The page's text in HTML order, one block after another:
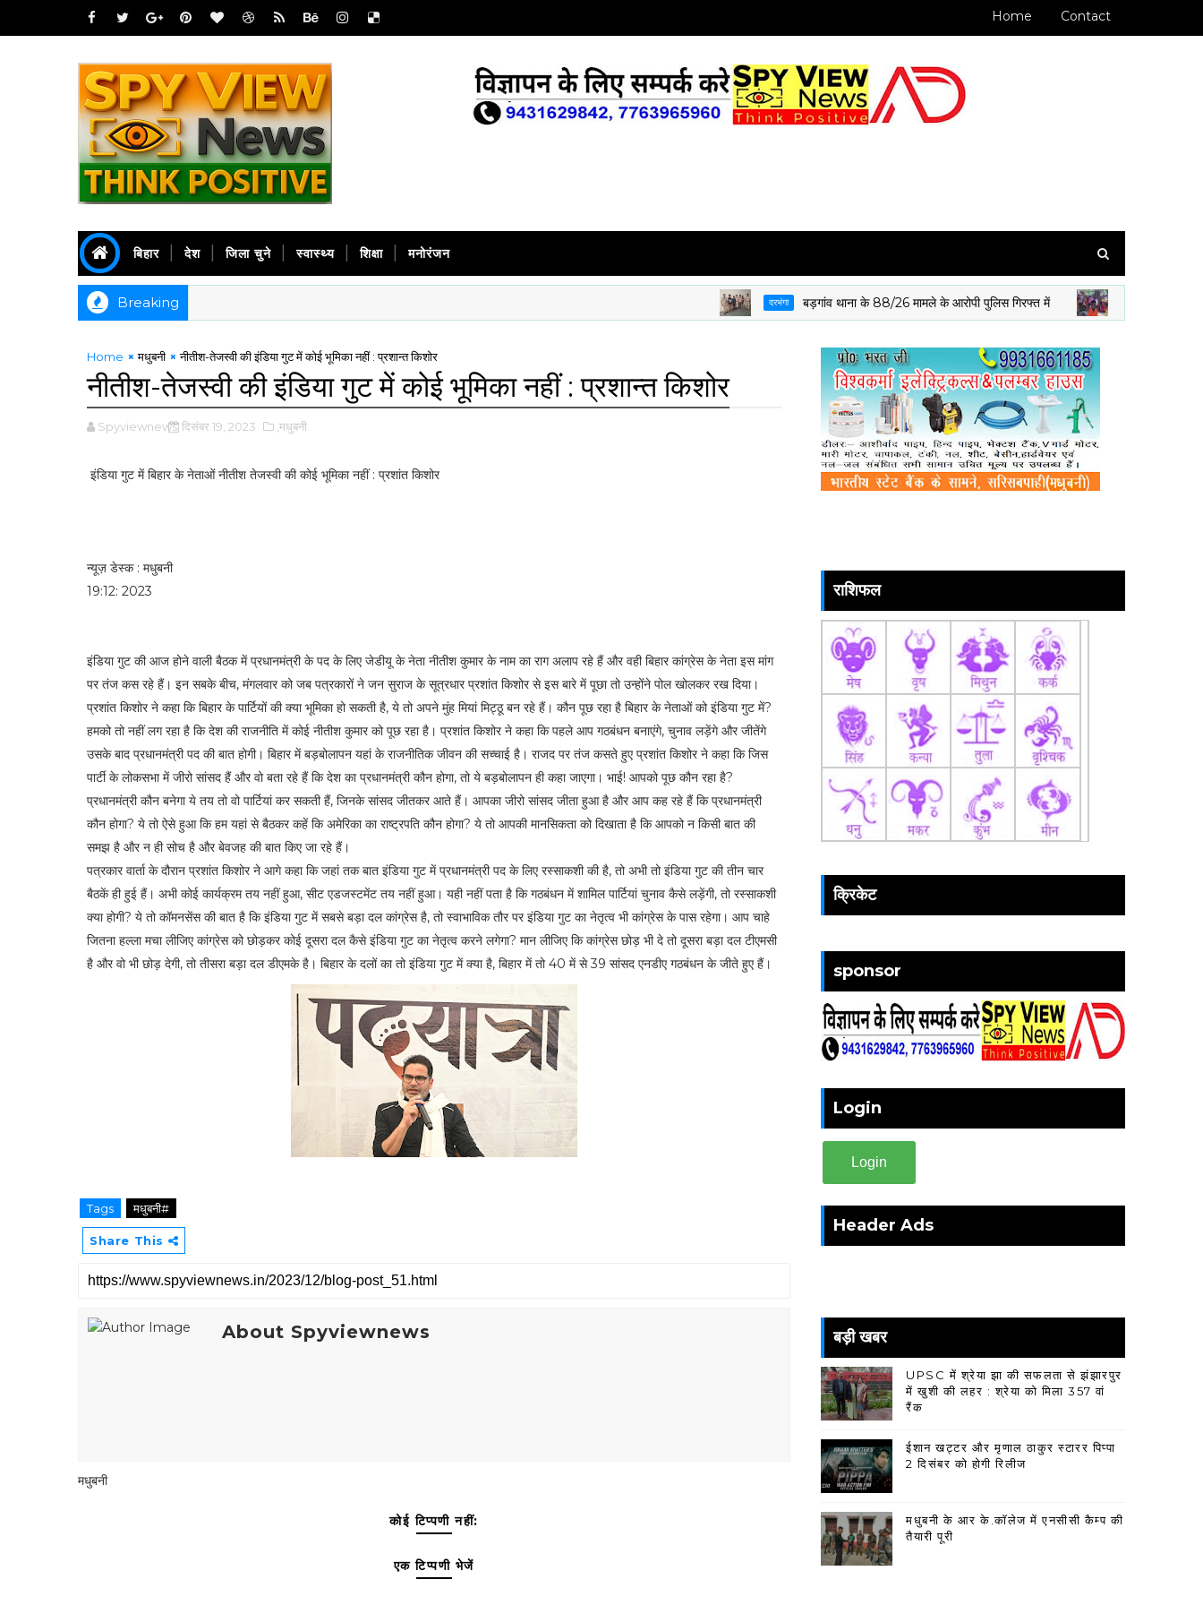
Home Contact
बिहार देश जिला चुने स्वास्थ्य शिक्षा मनोरंजन
Breaking दरभंगा बड़गांव थाना के 88/26 मामले के आरोपी पुलिस गिरफ्त में मधवापुर
Home मधुबनी नीतीश-तेजस्वी की इंडिया गुट में कोई भूमिका नहीं : प्रशान्त किशोर
नीतीश-तेजस्वी की इंडिया गुट में कोई भूमिका नहीं : प्रशान्त किशोर
Spyviewnews दिसंबर 19, 2023 ,मधुबनी
इंडिया गुट में बिहार के नेताओं नीतीश तेजस्वी की कोई भूमिका नहीं : प्रशांत किशोर
न्यूज़ डेस्क : मधुबनी
19:12: 2023
इंडिया गुट की आज होने वाली बैठक में प्रधानमंत्री के पद के लिए जेडीयू के नेता नीतीश कुमार के नाम का राग अलाप रहे हैं और वही बिहार कांग्रेस के नेता इस मांग
पर तंज कस रहे हैं। इन सबके बीच, मंगलवार को जब पत्रकारों ने जन सुराज के सूत्रधार प्रशांत किशोर से इस बारे में पूछा तो उन्होंने पोल खोलकर रख दिया।
प्रशांत किशोर ने कहा कि बिहार के पार्टियों की क्या भूमिका हो सकती है, ये तो अपने मुंह मियां मिट्ठू बन रहे हैं। कौन पूछ रहा है बिहार के नेताओं को इंडिया गुट में?
हमको तो नहीं लग रहा है कि देश की राजनीति में कोई नीतीश कुमार को पूछ रहा है। प्रशांत किशोर ने कहा कि पहले आप गठबंधन बनाएंगे, चुनाव लड़ेंगे और जीतेंगे
उसके बाद प्रधानमंत्री पद की बात होगी। बिहार में बड़बोलापन यहां के राजनीतिक जीवन की सच्चाई है। राजद पर तंज कसते हुए प्रशांत किशोर ने कहा कि जिस
पार्टी के लोकसभा में जीरो सांसद हैं और वो बता रहे हैं कि देश का प्रधानमंत्री कौन होगा, तो ये बड़बोलापन ही कहा जाएगा। भाई! आपको पूछ कौन रहा है?
प्रधानमंत्री कौन बनेगा ये तय तो वो पार्टियां कर सकती हैं, जिनके सांसद जीतकर आते हैं। आपका जीरो सांसद जीता हुआ है और आप कह रहे हैं कि प्रधानमंत्री
कौन होगा? ये तो ऐसे हुआ कि हम यहां से बैठकर कहें कि अमेरिका का राष्ट्रपति कौन होगा? ये तो आपकी मानसिकता को दिखाता है कि आपको न किसी बात की
समझ है और न ही सोच है और बेव​जह की बात किए जा रहे हैं।
पत्रकार वार्ता के दौरान प्रशांत किशोर ने आगे कहा कि जहां तक बात इंडिया गुट में प्रधानमंत्री पद के लिए रस्साकशी की है, तो अभी तो इंडिया गुट की तीन चार
बैठकें ही हुई हैं। अभी कोई कार्यक्रम तय नहीं हुआ, सीट एडजस्टमेंट तय नहीं हुआ। यही नहीं पता है कि गठबंधन में शामिल पार्टियां चुनाव कैसे लड़ेंगी, तो रस्साकशी
क्या होगी? ये तो कॉमनसेंस की बात है कि इंडिया गुट में सबसे बड़ा दल कांग्रेस है, तो स्वाभाविक तौर पर इंडिया गुट का नेतृत्व भी कांग्रेस के पास रहेगा। आप चाहे
जितना हल्ला मचा लीजिए कांग्रेस को छोड़कर कोई दूसरा दल कैसे इंडिया गुट का नेतृत्व करने लगेगा? मान लीजिए कि कांग्रेस छोड़ भी दे तो दूसरा बड़ा दल टीएमसी
है और वो भी छोड़ देगी, तो तीसरा बड़ा दल डीएमके है। बिहार के दलों का तो इंडिया गुट में क्या है, बिहार में तो 40 में से 39 सांसद एनडीए गठबंधन के जीते हुए हैं।
Tags मधुबनी#
Share This
About Spyviewnews
मधुबनी
कोई टिप्पणी नहीं:
एक टिप्पणी भेजें
राशिफल
क्रिकेट
sponsor
Login
Login
Header Ads
बड़ी खबर
UPSC में श्रेया झा की सफलता से झंझारपुर
में खुशी की लहर : श्रेया को मिला 357 वां
रैंक
ईशान खट्टर और मृणाल ठाकुर स्टारर पिप्पा
2 दिसंबर को होगी रिलीज
मधुबनी के आर के.कॉलेज में एनसीसी कैम्प की
तैयारी पूरी